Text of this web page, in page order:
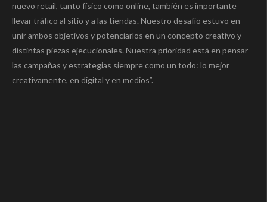
nuevo retail, tanto físico como online, también es importante
llevar tráfico al sitio y a las tiendas. Nuestro desafío estuvo en
unir ambos objetivos y potenciarlos en un concepto creativo y
distintas piezas ejecucionales. Nuestra prioridad está en pensar
las campañas y estrategias siempre como un todo: lo mejor
creativamente, en digital y en medios”.